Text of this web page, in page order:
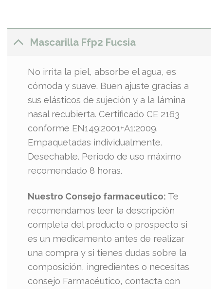
Mascarilla Ffp2 Fucsia
No irrita la piel, absorbe el agua, es
cómoda y suave. Buen ajuste gracias a
sus elásticos de sujeción y a la lámina
nasal recubierta. Certificado CE 2163
conforme EN149:2001+A1:2009.
Empaquetadas individualmente.
Desechable. Periodo de uso máximo
recomendado 8 horas.
Nuestro Consejo farmaceutico: Te
recomendamos leer la descripción
completa del producto o prospecto si
es un medicamento antes de realizar
una compra y si tienes dudas sobre la
composición, ingredientes o necesitas
consejo Farmacéutico, contacta con